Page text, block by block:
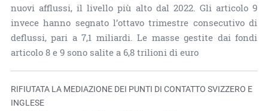
nuovi afflussi, il livello più alto dal 2022. Gli articolo 9
invece hanno segnato l’ottavo trimestre consecutivo di
deflussi, pari a 7,1 miliardi. Le masse gestite dai fondi
articolo 8 e 9 sono salite a 6,8 trilioni di euro
RIFIUTATA LA MEDIAZIONE DEI PUNTI DI CONTATTO SVIZZERO E
INGLESE